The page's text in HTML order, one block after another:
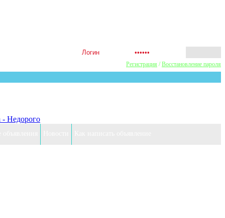
первым! Акции Скидки!
Регистрация / Восстановление пароля
- Недорого